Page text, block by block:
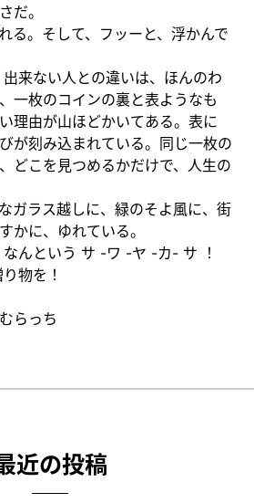
だ。
る。そして、フッーと、浮かんで
来ない人との違いは、ほんのわ
一枚のコインの裏と表ようなも
理由が山ほどかいてある。表に
が刻み込まれている。同じ一枚の
どこを見つめるかだけで、人生の
ガラス越しに、緑のそよ風に、街
かに、ゆれている。
んという サ -ワ -ヤ -カ- サ ！
物を！
らっち
近の投稿